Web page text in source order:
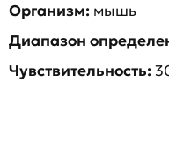
Организм: мышь
Диапазон
Чувствительность: